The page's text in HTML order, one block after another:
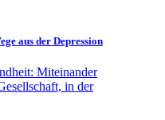
aus der Depression